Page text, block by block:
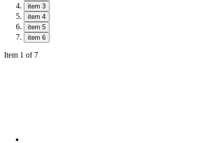
item 3
item 4
item 5
item 6
Item 1 of 7